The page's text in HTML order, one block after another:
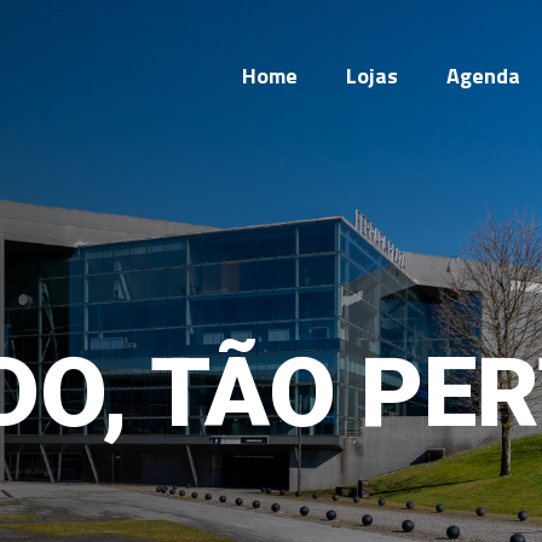
Home Lojas Agenda
TÃO